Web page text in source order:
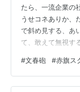
たら、一流企業の
うせコネありか、
で斜め見する、あ
て、敢えて無視す
なんだろうな。 所
のすっぱ抜きにど
イターのごろつき
#文春砲 #赤旗ス